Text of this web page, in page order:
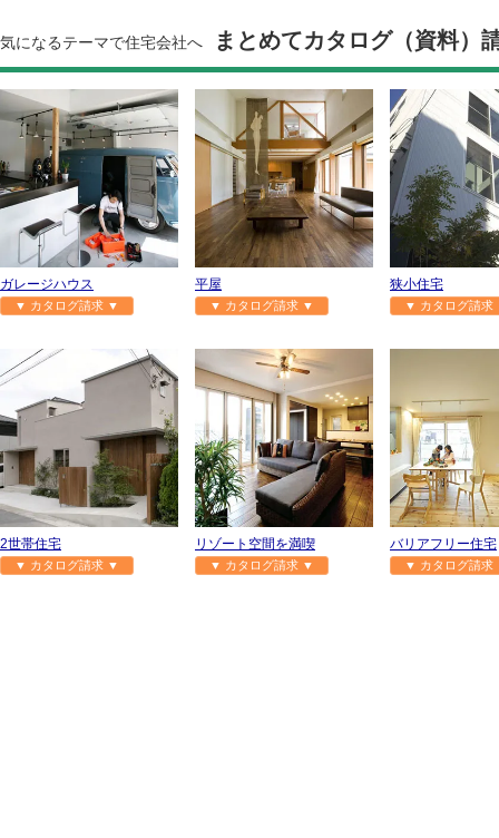
気になるテーマで住宅会社へ まとめてカタログ（資料）
ガレージハウス
▼ カタログ請求 ▼
平屋
▼ カタログ請求 ▼
狭小住宅
▼ カタログ請
2世帯住宅
▼ カタログ請求 ▼
リゾート空間を満喫
▼ カタログ請求 ▼
バリアフリー住宅
▼ カタログ請